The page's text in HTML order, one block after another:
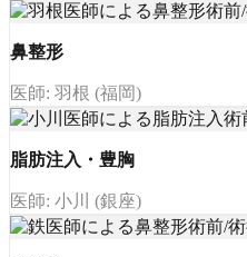
鼻整形
医師: 羽根 (福岡)
脂肪注入・豊胸
医師: 小川 (銀座)